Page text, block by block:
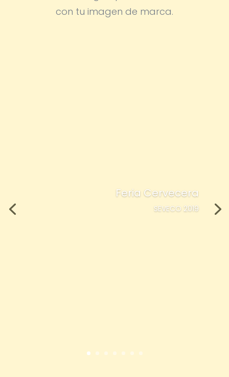
con tu imagen de marca.
Feria Cervecera
SEVECO 2019